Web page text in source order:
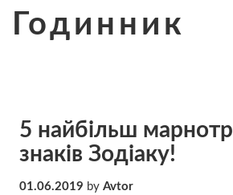
Годинник
5 найбільш
знаків Зодіаку!
01.06.2019 by Avtor